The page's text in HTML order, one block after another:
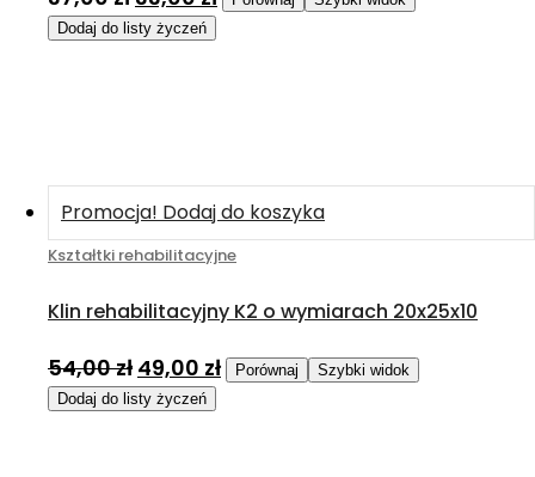
Dodaj do listy życzeń
Promocja! Dodaj do koszyka
Kształtki rehabilitacyjne
Klin rehabilitacyjny K2 o wymiarach 20x25x10
54,00zł 49,00 zł Porównaj
Szybki widok
Dodaj do listy życzeń